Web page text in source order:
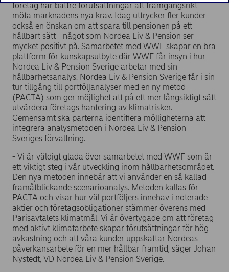
företag har bättre förutsättningar att framgångsrikt
möta marknadens nya krav. Idag uttrycker fler kunder
också en önskan om att spara till pensionen på ett
hållbart sätt - något som Nordea Liv & Pension ser
mycket positivt på. Samarbetet med WWF skapar en bra
plattform för kunskapsutbyte där WWF får insyn i hur
Nordea Liv & Pension Sverige arbetar med sin
hållbarhetsanalys. Nordea Liv & Pension Sverige får i sin
tur tillgång till portföljanalyser med en ny metod
(PACTA) som ger möjlighet att på ett mer långsiktigt sätt
utvärdera företags hantering av klimatrisker.
Gemensamt ska parterna identifiera möjligheterna att
integrera analysmetoden i Nordea Liv & Pension
Sveriges förvaltning.
- Vi är väldigt glada över samarbetet med WWF som är
ett viktigt steg i vår utveckling inom hållbarhetsområdet.
Den nya metoden innebär att vi använder en så kallad
framåtblickande scenarioanalys. Metoden kallas för
PACTA och visar hur väl portföljers innehav i noterade
aktier och företagsobligationer stämmer överens med
Parisavtalets klimatmål. Vi är övertygade om att företag
med aktivt klimatarbete skapar förutsättningar för hög
avkastning och att våra kunder uppskattar Nordeas
påverkansarbete för en mer hållbar framtid, säger Johan
Nystedt, VD Nordea Liv & Pension Sverige.